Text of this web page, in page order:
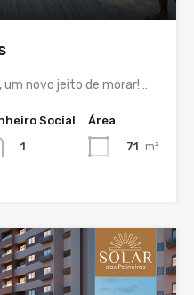
um novo jeito de morar!…
Social
1
Área
71 m²